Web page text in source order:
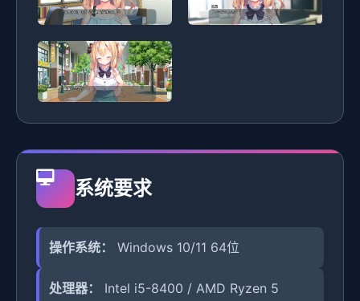
系统要求
操作系统： Windows 10/11 64位
处理器：
Intel i5-8400 / AMD Ryzen 5